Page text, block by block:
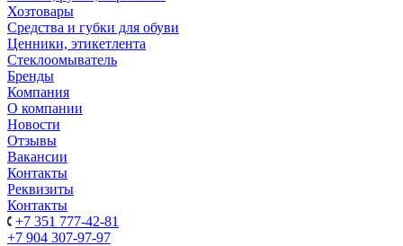
Хозтовары
Средства и губки для обуви
Ценники, этикетлента
Стеклоомыватель
Бренды
Компания
О компании
Новости
Отзывы
Вакансии
Контакты
Реквизиты
Контакты
+7 351 777-42-81
+7 904 307-97-97